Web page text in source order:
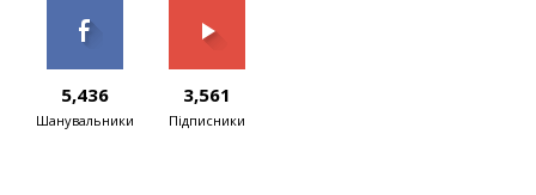
5,436
Шанувальники
3,561
Підписники